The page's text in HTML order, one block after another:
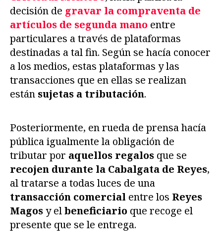
decisión de gravar la compraventa de
artículos de segunda mano entre
particulares a través de plataformas
destinadas a tal fin. Según se hacía conocer
a los medios, estas plataformas y las
transacciones que en ellas se realizan
están sujetas a tributación.
Posteriormente, en rueda de prensa hacía
pública igualmente la obligación de
tributar por aquellos regalos que se
recojen durante la Cabalgata de Reyes,
al tratarse a todas luces de una
transacción comercial entre los Reyes
Magosy elbeneficiario que recoge el
presente que se le entrega.